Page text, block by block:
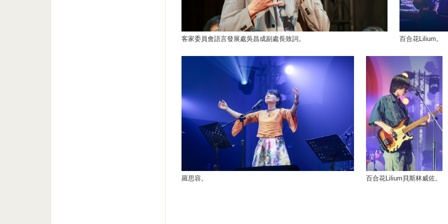
客家委員會語言發展處吳昌成副處長致詞。 百合花Lilium。
羅思容。 百合花Lilium貝斯林威佐。